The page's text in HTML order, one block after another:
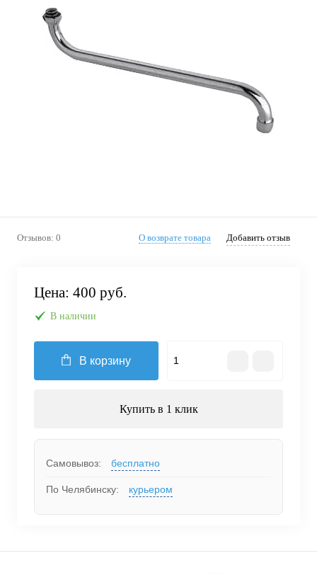
Отзывов: 0 О возврате товара Добавить отзыв
Цена: 400 руб.
В наличии
В корзину
Купить в 1 клик
Самовывоз: бесплатно
По Челябинску: курьером